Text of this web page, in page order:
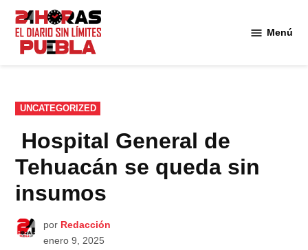
Saltar
contenido
Menú
PUBLICADO
EN
UNCATEGORIZED
Hospital General de
Tehuacán se queda sin
insumos
por Redacción
enero 9, 2025